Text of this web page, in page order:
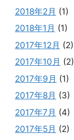
2018年2月 (1)
2018年1月 (1)
2017年12月 (2)
2017年10月 (2)
2017年9月 (1)
2017年8月 (3)
2017年7月 (4)
2017年5月 (2)